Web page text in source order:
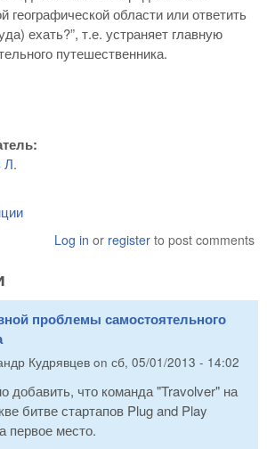
географической области или ответить
ехать?”, т.е. устраняет главную
путешественника.
Л.
Log in or register to post comments
проблемы самостоятельного
Кудрявцев on сб, 05/01/2013 - 14:02
добавить, что команда "Travolver" на
битве стартапов Plug and Play
первое место.